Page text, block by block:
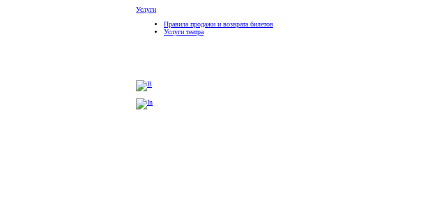
Услуги
Правила продажи и возврата билетов
Услуги театра